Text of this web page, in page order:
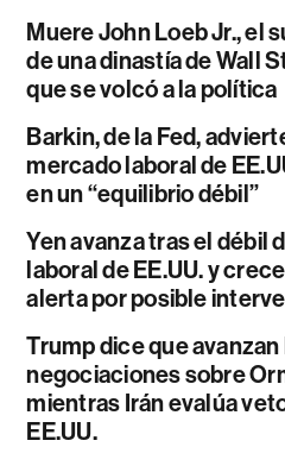
Muere John Loeb Jr., el
de una dinastía de Wall
que se volcó a la política
Barkin, de la Fed,
mercado laboral de
en un “equilibrio débil”
Yen avanza tras el débil
laboral de EE.UU. y
alerta por posible
Trump dice que avanzan
negociaciones sobre
mientras Irán evalúa
EE.UU.